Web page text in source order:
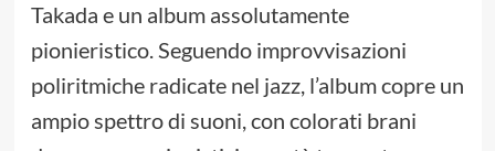
Takada e un album assolutamente
pionieristico. Seguendo improvvisazioni
poliritmiche radicate nel jazz, l’album copre un
ampio spettro di suoni, con colorati brani